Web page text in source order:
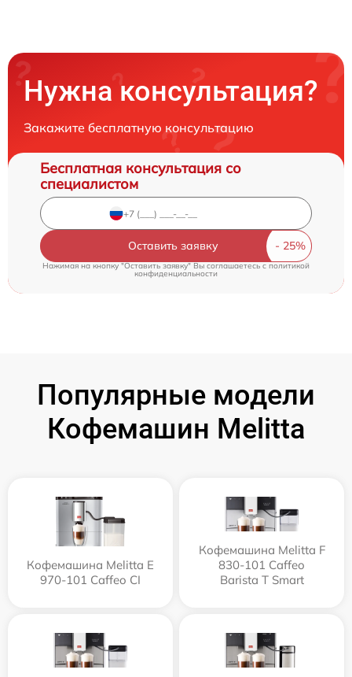
Нужна консультация?
Закажите бесплатную консультацию
Бесплатная консультация со
специалистом
Оставить заявку
Нажимая на кнопку "Оставить заявку" Вы соглашаетесь cполитикой
конфиденциальности
Популярные модели
Кофемашин Melitta
Кофемашина Melitta Е
970-101 Caffeo CI
Кофемашина Melitta F
830-101 Caffeo
Barista T Smart